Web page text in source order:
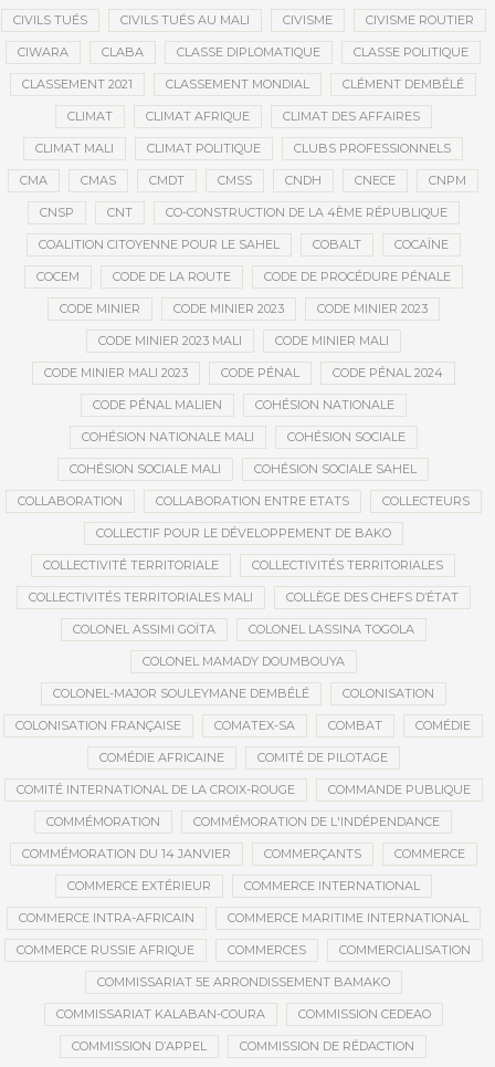
CIVILS TUÉS CIVILS TUÉS AU MALI CIVISME CIVISME ROUTIER
CIWARA CLABA CLASSE DIPLOMATIQUE CLASSE POLITIQUE
CLASSEMENT 2021 CLASSEMENT MONDIAL CLÉMENT DEMBÉLÉ
CLIMAT CLIMAT AFRIQUE CLIMAT DES AFFAIRES
CLIMAT MALI CLIMAT POLITIQUE CLUBS PROFESSIONNELS
CMA CMAS CMDT CMSS CNDH CNECE CNPM
CNSP CNT CO-CONSTRUCTION DE LA 4ÈME RÉPUBLIQUE
COALITION CITOYENNE POUR LE SAHEL COBALT COCAÏNE
COCEM CODE DE LA ROUTE CODE DE PROCÉDURE PÉNALE
CODE MINIER CODE MINIER 2023 CODE MINIER 2023
CODE MINIER 2023 MALI CODE MINIER MALI
CODE MINIER MALI 2023 CODE PÉNAL CODE PÉNAL 2024
CODE PÉNAL MALIEN COHÉSION NATIONALE
COHÉSION NATIONALE MALI COHÉSION SOCIALE
COHÉSION SOCIALE MALI COHÉSION SOCIALE SAHEL
COLLABORATION COLLABORATION ENTRE ETATS COLLECTEURS
COLLECTIF POUR LE DÉVELOPPEMENT DE BAKO
COLLECTIVITÉ TERRITORIALE COLLECTIVITÉS TERRITORIALES
COLLECTIVITÉS TERRITORIALES MALI COLLÈGE DES CHEFS D’ÉTAT
COLONEL ASSIMI GOÏTA COLONEL LASSINA TOGOLA
COLONEL MAMADY DOUMBOUYA
COLONEL-MAJOR SOULEYMANE DEMBÉLÉ COLONISATION
COLONISATION FRANÇAISE COMATEX-SA COMBAT COMÉDIE
COMÉDIE AFRICAINE COMITÉ DE PILOTAGE
COMITÉ INTERNATIONAL DE LA CROIX-ROUGE COMMANDE PUBLIQUE
COMMÉMORATION COMMÉMORATION DE L'INDÉPENDANCE
COMMÉMORATION DU 14 JANVIER COMMERÇANTS COMMERCE
COMMERCE EXTÉRIEUR COMMERCE INTERNATIONAL
COMMERCE INTRA-AFRICAIN COMMERCE MARITIME INTERNATIONAL
COMMERCE RUSSIE AFRIQUE COMMERCES COMMERCIALISATION
COMMISSARIAT 5E ARRONDISSEMENT BAMAKO
COMMISSARIAT KALABAN-COURA COMMISSION CEDEAO
COMMISSION D’APPEL COMMISSION DE RÉDACTION